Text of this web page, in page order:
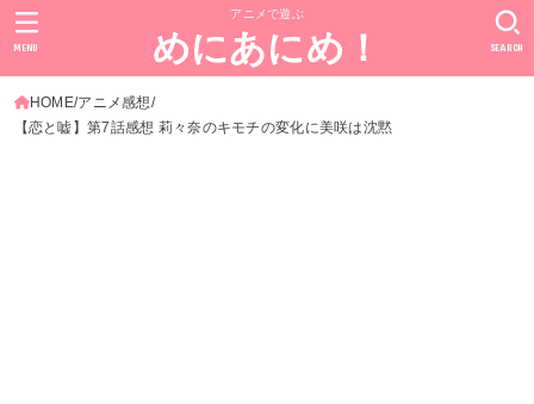
アニメで遊ぶ
めにあにめ！ SEARCH
MENU
HOME アニメ感想
【恋と嘘】第7話感想 莉々奈のキモチの変化に美咲は沈黙